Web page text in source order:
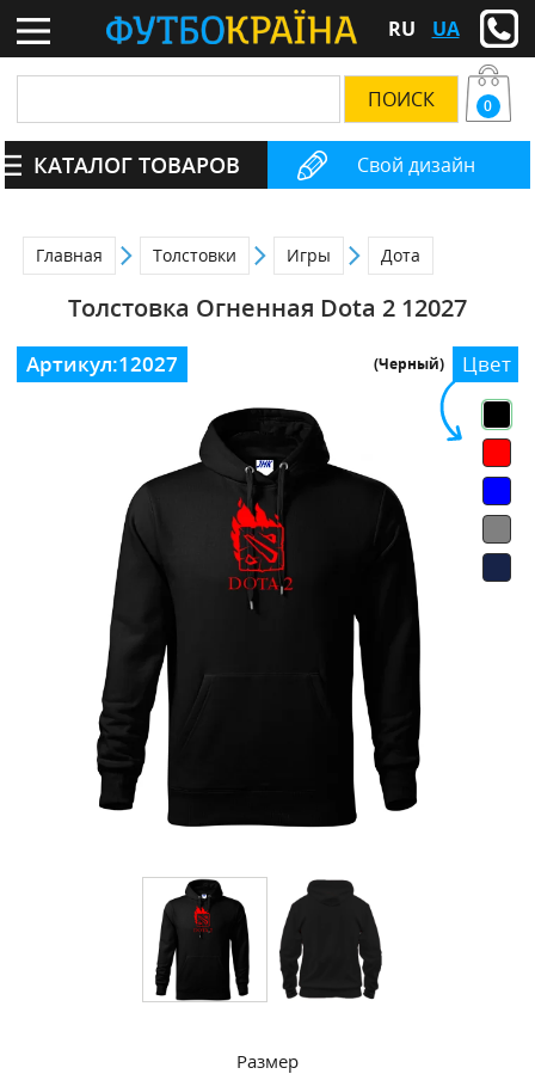
RU UA
Свой дизайн
0
КАТАЛОГ ТОВАРОВ
Главная Толстовки Игры Дота
Толстовка Огненная Dota 2 12027
Цвет
(Черный)
Размер
Артикул:12027